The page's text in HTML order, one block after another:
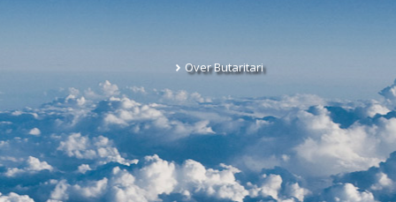
Over Butaritari